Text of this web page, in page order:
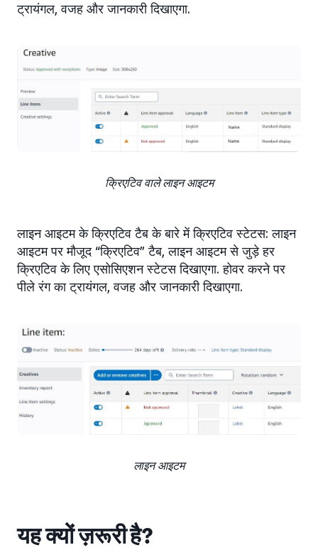
ट्रायंगल, वजह और जानकारी दिखाएगा.
क्रिएटिव वाले लाइन आइटम
लाइन आइटम के क्रिएटिव टैब के बारे में क्रिएटिव स्टेटस: लाइन
आइटम पर मौजूद “क्रिएटिव” टैब, लाइन आइटम से जुड़े हर
क्रिएटिव के लिए एसोसिएशन स्टेटस दिखाएगा. होवर करने पर
पीले रंग का ट्रायंगल, वजह और जानकारी दिखाएगा.
लाइन आइटम
यह क्यों ज़रूरी है?